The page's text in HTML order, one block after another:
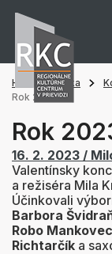
Hlavná stránka
Rok 2023
Rok
16. 2. 2023 /
Valentínsky
a režiséra Mila
Účinkovali v
Barbora
Robo
Richtarčík a